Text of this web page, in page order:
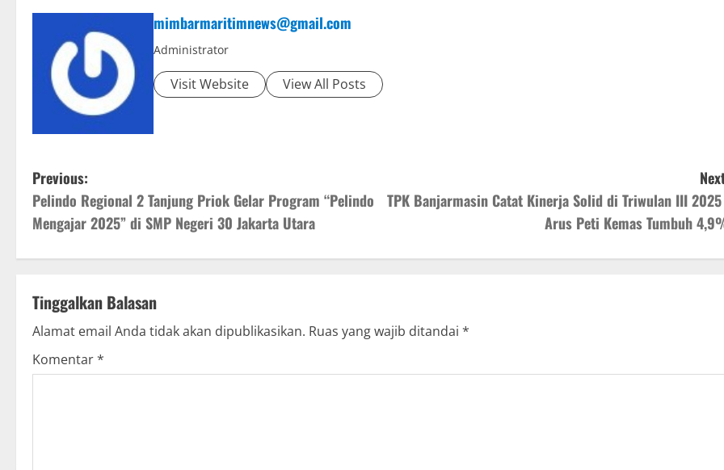
mimbarmaritimnews@gmail.com
Administrator
Visit Website View All Posts
P
o
s
n
a
v
Previous:
Pelindo Regional 2 Tanjung Priok Gelar Program “Pelindo
Mengajar 2025” di SMP Negeri 30 Jakarta Utara
TPK Banjarmasin Catat Kinerja Solid di Triwulan III
Arus Peti Kemas Tumbuh
Tinggalkan Balasan
Alamat email Anda tidak akan dipublikasikan. Ruas yang wajib ditandai *
Komentar*